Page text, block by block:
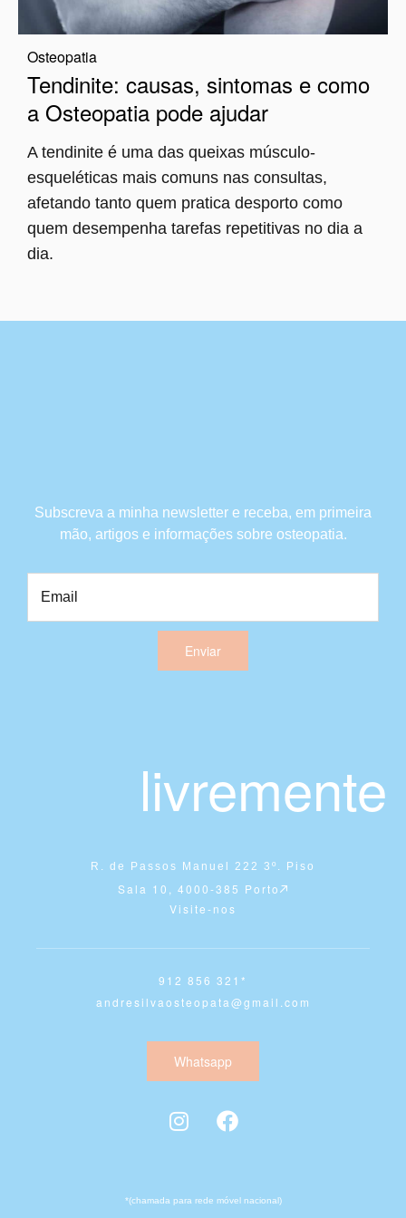
Osteopatia
Tendinite: causas, sintomas e como
a Osteopatia pode ajudar
A tendinite é uma das queixas músculo-
esqueléticas mais comuns nas consultas,
afetando tanto quem pratica desporto como
quem desempenha tarefas repetitivas no dia a
dia.
Subscreva a minha newsletter e receba, em primeira
mão, artigos e informações sobre osteopatia.
Enviar
livremente
R. de Passos Manuel 222 3º. Piso
Sala 10, 4000-385 Porto
Visite-nos
912 856 321*
andresilvaosteopata@gmail.com
Whatsapp
*(chamada para rede móvel nacional)